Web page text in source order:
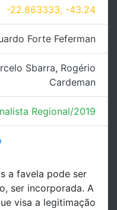
-22.863333, -43.24
Forte Feferman
Sbarra, Rogério
Cardeman
Regional/2019
a favela pode ser
ser incorporada. A
visa a legitimação